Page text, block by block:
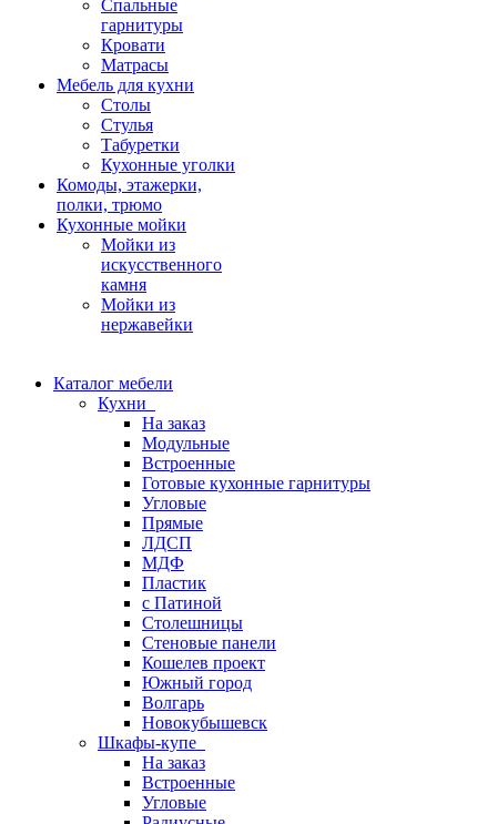
Спальные
гарнитуры
Кровати
Матрасы
Мебель для кухни
Столы
Стулья
Табуретки
Кухонные уголки
Комоды, этажерки,
полки, трюмо
Кухонные мойки
Мойки из
искусственного
камня
Мойки из
нержавейки
Каталог мебели
Кухни
На заказ
Модульные
Встроенные
Готовые кухонные гарнитуры
Угловые
Прямые
ЛДСП
МДФ
Пластик
с Патиной
Столешницы
Стеновые панели
Кошелев проект
Южный город
Волгарь
Новокубышевск
Шкафы-купе
На заказ
Встроенные
Угловые